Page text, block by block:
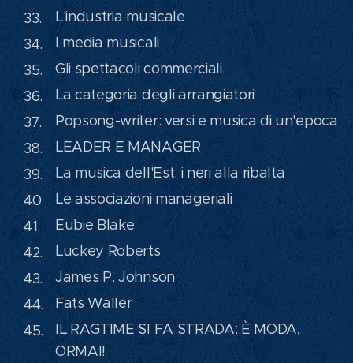
L'industria musicale
I media musicali
Gli spettacoli commerciali
La categoria degli arrangiatori
Popsong-writer: versi e musica di un'epoca
LEADER E MANAGER
La musica dell'Est: i neri alla ribalta
Le associazioni manageriali
Eubie Blake
Luckey Roberts
James P. Johnson
Fats Waller
IL RAGTIME SI FA STRADA: È MODA,
ORMAI!